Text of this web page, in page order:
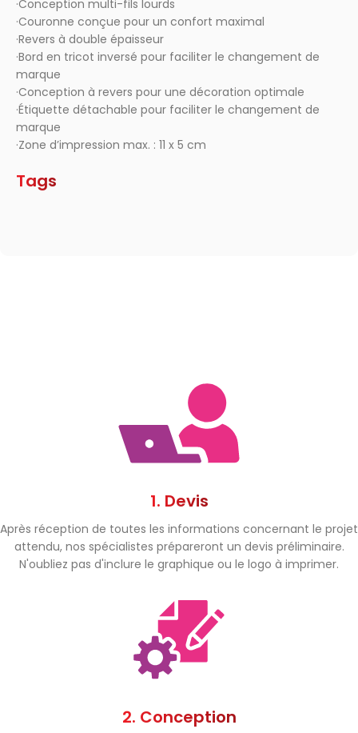
·Conception multi-fils lourds
·Couronne conçue pour un confort maximal
·Revers à double épaisseur
·Bord en tricot inversé pour faciliter le changement de
marque
·Conception à revers pour une décoration optimale
·Étiquette détachable pour faciliter le changement de
marque
·Zone d’impression max. : 11 x 5 cm
Tags
1. Devis
Après réception de toutes les informations concernant le projet
attendu, nos spécialistes prépareront un devis préliminaire.
N'oubliez pas d'inclure le graphique ou le logo à imprimer.
2. Conception